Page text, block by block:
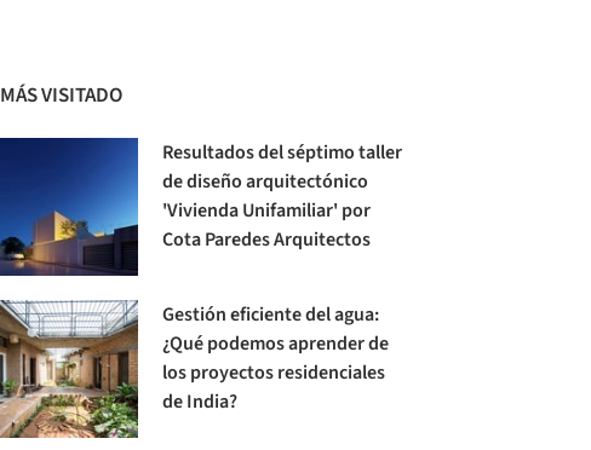
MÁS VISITADO
Resultados del séptimo taller
de diseño arquitectónico
'Vivienda Unifamiliar' por
Cota Paredes Arquitectos
Gestión eficiente del agua:
¿Qué podemos aprender de
los proyectos residenciales
de India?